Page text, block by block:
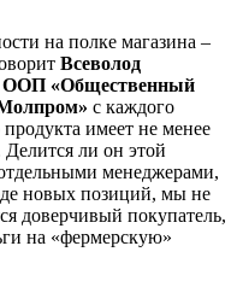
на полке магазина –
Всеволод
ООП «Общественный
с каждого
имеет не менее
ли он этой
менеджерами,
новых позиций, мы не
доверчивый покупатель,
на «фермерскую»